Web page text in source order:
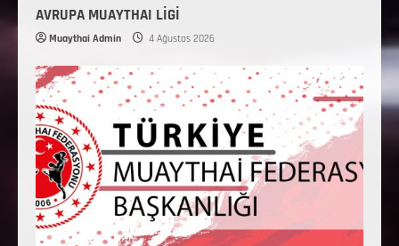
AVRUPA MUAYTHAI LİGİ
Muaythai Admin 4 Ağustos 2026